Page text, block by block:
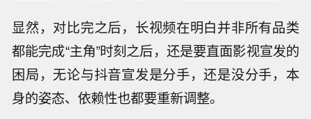
显然，对比完之后，长视频在明白并非所有品类
都能完成“主角”时刻之后，还是要直面影视宣发的
困局，无论与抖音宣发是分手，还是没分手，本
身的姿态、依赖性也都要重新调整。